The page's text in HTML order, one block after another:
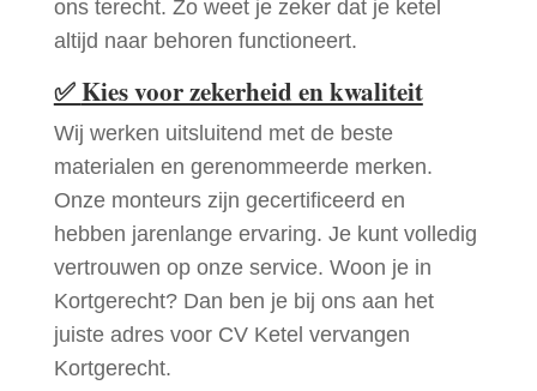
ons terecht. Zo weet je zeker dat je ketel
altijd naar behoren functioneert.
✅Kies voor zekerheid en kwaliteit
Wij werken uitsluitend met de beste
materialen en gerenommeerde merken.
Onze monteurs zijn gecertificeerd en
hebben jarenlange ervaring. Je kunt volledig
vertrouwen op onze service. Woon je in
Kortgerecht? Dan ben je bij ons aan het
juiste adres voor CV Ketel vervangen
Kortgerecht.